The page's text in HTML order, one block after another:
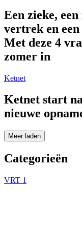
Een zieke,
vertrek en
Met deze 4
zomer in
Ketnet
Ketnet start
nieuwe
Meer laden
Categorieën
VRT 1